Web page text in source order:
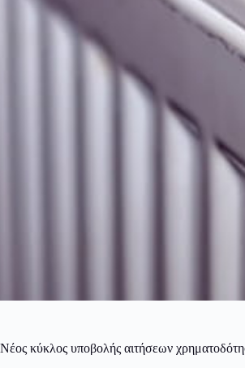
Νέος κύκλος υποβολής αιτήσεων